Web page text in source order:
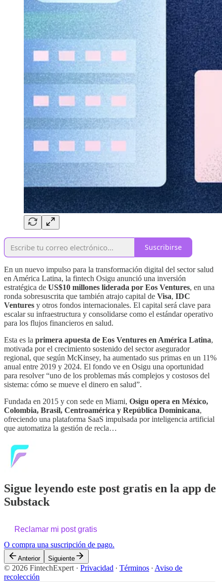
Suscribirse
En un nuevo impulso para la transformación digital del sector salud
en América Latina, la fintech Osigu anunció una inversión
estratégica de US$10 millones liderada por Eos Ventures, en una
ronda sobresuscrita que también atrajo capital de Visa, IDC
Ventures y otros fondos internacionales. El capital será clave para
escalar su infraestructura y consolidarse como el estándar operativo
para los flujos financieros en salud.
Esta es la primera apuesta de Eos Ventures en América Latina,
motivada por el crecimiento sostenido del sector asegurador
regional, que según McKinsey, ha aumentado sus primas en un 11%
anual entre 2019 y 2024. El fondo ve en Osigu una oportunidad
para resolver “uno de los problemas más complejos y costosos del
sistema: cómo se mueve el dinero en salud”.
Fundada en 2015 y con sede en Miami, Osigu opera en México,
Colombia, Brasil, Centroamérica y República Dominicana,
ofreciendo una plataforma SaaS impulsada por inteligencia artificial
que automatiza la gestión de recla…
Sigue leyendo este post gratis en la app de
Substack
Reclamar mi post gratis
O compra una suscripción de pago.
Anterior Siguiente
© 2026 FintechExpert · Privacidad ∙ Términos ∙ Aviso de
recolección